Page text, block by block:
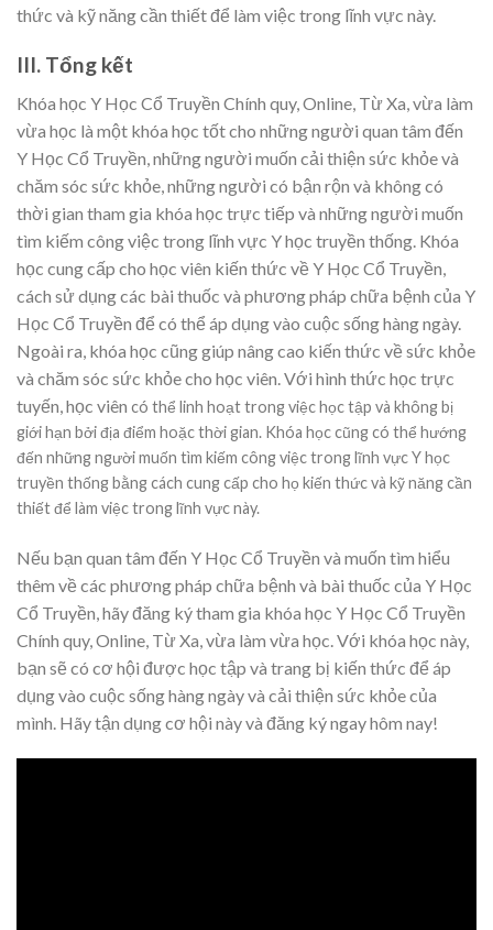
thức và kỹ năng cần thiết để làm việc trong lĩnh vực này.
III. Tổng kết
Khóa học Y Học Cổ Truyền Chính quy, Online, Từ Xa, vừa làm
vừa học là một khóa học tốt cho những người quan tâm đến
Y Học Cổ Truyền, những người muốn cải thiện sức khỏe và
chăm sóc sức khỏe, những người có bận rộn và không có
thời gian tham gia khóa học trực tiếp và những người muốn
tìm kiếm công việc trong lĩnh vực Y học truyền thống. Khóa
học cung cấp cho học viên kiến thức về Y Học Cổ Truyền,
cách sử dụng các bài thuốc và phương pháp chữa bệnh của Y
Học Cổ Truyền để có thể áp dụng vào cuộc sống hàng ngày.
Ngoài ra, khóa học cũng giúp nâng cao kiến thức về sức khỏe
và chăm sóc sức khỏe cho học viên. Với hình thức học trực
tuyến, học viên có thể linh hoạt trong việc học tập và không bị
giới hạn bởi địa điểm hoặc thời gian. Khóa học cũng có thể hướng
đến những người muốn tìm kiếm công việc trong lĩnh vực Y học
truyền thống bằng cách cung cấp cho họ kiến thức và kỹ năng cần
thiết để làm việc trong lĩnh vực này.
Nếu bạn quan tâm đến Y Học Cổ Truyền và muốn tìm hiểu
thêm về các phương pháp chữa bệnh và bài thuốc của Y Học
Cổ Truyền, hãy đăng ký tham gia khóa học Y Học Cổ Truyền
Chính quy, Online, Từ Xa, vừa làm vừa học. Với khóa học này,
bạn sẽ có cơ hội được học tập và trang bị kiến thức để áp
dụng vào cuộc sống hàng ngày và cải thiện sức khỏe của
mình. Hãy tận dụng cơ hội này và đăng ký ngay hôm nay!